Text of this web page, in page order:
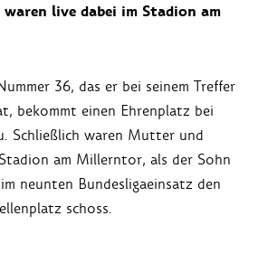
live dabei im Stadion am
36, das er bei seinem Treffer
bekommt einen Ehrenplatz bei
Schließlich waren Mutter und
am Millerntor, als der Sohn
neunten Bundesligaeinsatz den
schoss.